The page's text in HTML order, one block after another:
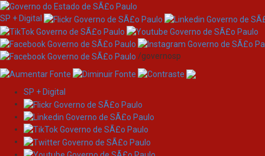
Skip
navigation
SP + Digital
/governosp
SP + Digital